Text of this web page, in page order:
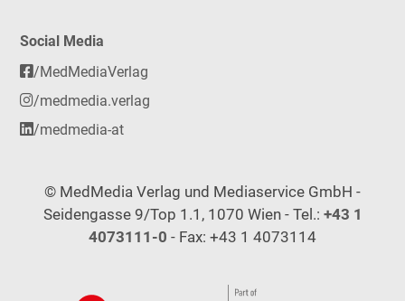
Social Media
/MedMediaVerlag
/medmedia.verlag
/medmedia-at
© MedMedia Verlag und Mediaservice GmbH -
Seidengasse 9/Top 1.1, 1070 Wien - Tel.: +43 1
4073111-0 - Fax: +43 1 4073114